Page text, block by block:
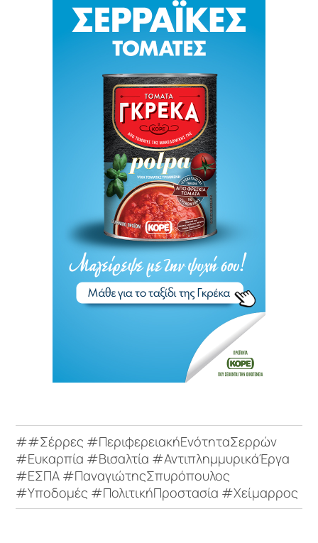
##Σέρρες #ΠεριφερειακήΕνότηταΣερρών
#Ευκαρπία #Βισαλτία #ΑντιπλημμυρικάΈργα
#ΕΣΠΑ #ΠαναγιώτηςΣπυρόπουλος
#Υποδομές #ΠολιτικήΠροστασία #Χείμαρρος